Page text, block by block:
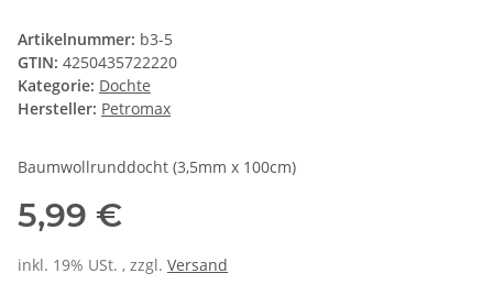
Artikelnummer: b3-5
GTIN: 4250435722220
Kategorie: Dochte
Hersteller: Petromax
Baumwollrunddocht (3,5mm x 100cm)
5,99 €
inkl. 19% USt. , zzgl. Versand